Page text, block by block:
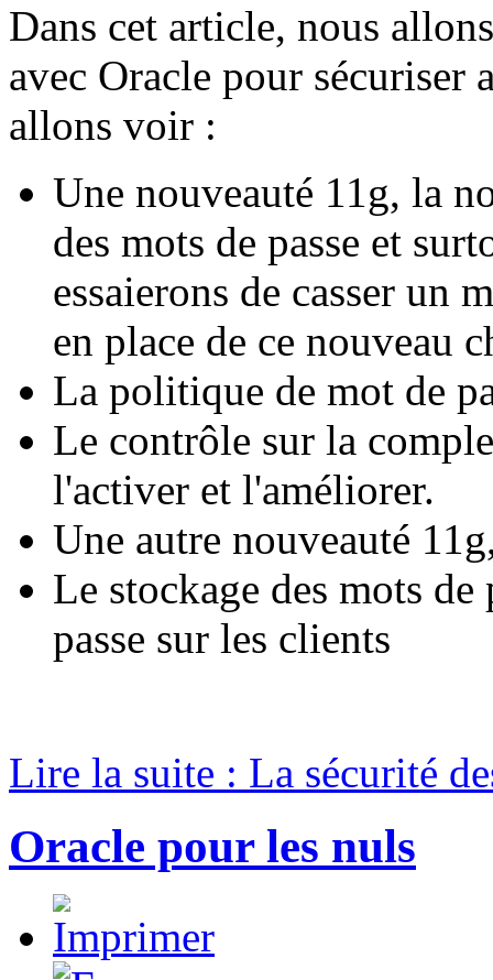
Dans cet article, nous
avec Oracle pour sécuriser
allons voir :
Une nouveauté 11g, la
des mots de passe et
essaierons de casser un
en place de ce nouveau
La politique de mot de
Le contrôle sur la
l'activer et l'améliorer.
Une autre nouveauté
Le stockage des mots de
passe sur les clients
Lire la suite : La sécurité
Oracle pour les nuls